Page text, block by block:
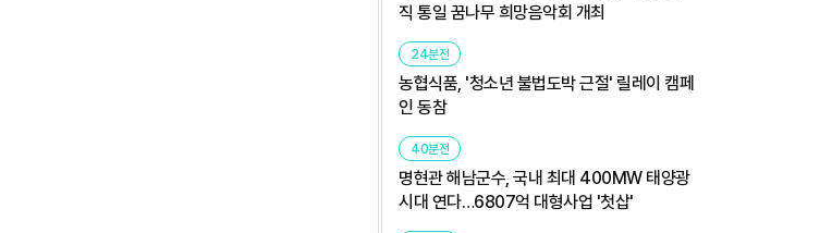
직 통일 꿈나무 희망음악회 개최
24분전
농협식품, '청소년 불법도박 근절' 릴레이 캠페
인 동참
40분전
명현관 해남군수, 국내 최대 400MW 태양광
시대 연다…6807억 대형사업 '첫삽'